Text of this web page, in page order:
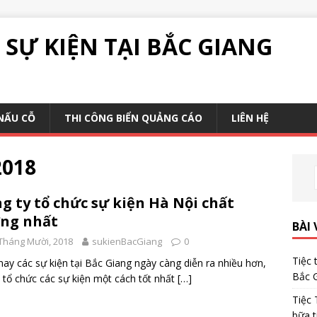
KIỆN TẠI BẮC GIANG
CỖ THI CÔNG BIỂN QUẢNG CÁO LIÊN HỆ
ty tổ chức sự kiện Hà Nội chất
nhất
Mười, 2018 sukienBacGiang 0
các sự kiện tại Bắc Giang ngày càng diễn ra nhiều hơn,
tổ chức các sự kiện một cách tốt nhất […]
BÀI
Tiệc
Bắc
Tiệc